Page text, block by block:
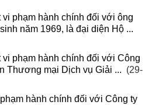
phạm hành chính đối với ông
năm 1969, là đại diện Hộ ...
phạm hành chính đối với Công
Thương mại Dịch vụ Giải ... (29-
hành chính đối với Công ty